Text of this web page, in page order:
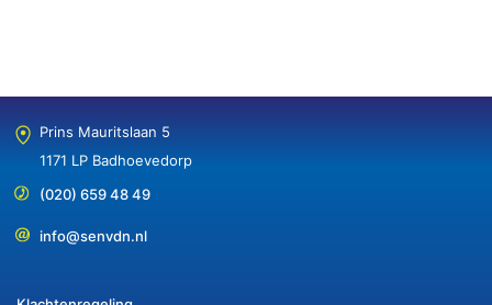
Prins Mauritslaan 5
1171 LP Badhoevedorp
(020) 659 48 49
info@senvdn.nl